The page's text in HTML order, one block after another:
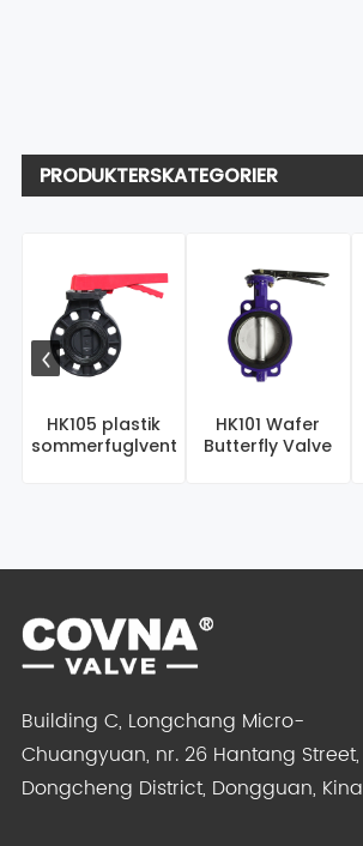
PRODUKTERSKATEGORIER
HK105 plastik
sommerfuglventil
HK101 Wafer
Butterfly Valve
Building C, Longchang Micro-
Chuangyuan, nr. 26 Hantang Street,
Dongcheng District, Dongguan, Kina